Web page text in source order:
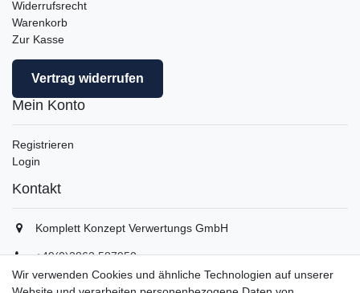
Widerrufsrecht
Warenkorb
Zur Kasse
Vertrag widerrufen
Mein Konto
Registrieren
Login
Kontakt
Komplett Konzept Verwertungs GmbH
+49(0)2862 587950
+49(0)2862 5879529
info(at)komplett-konzept.de
Wir verwenden Cookies und ähnliche Technologien auf unserer